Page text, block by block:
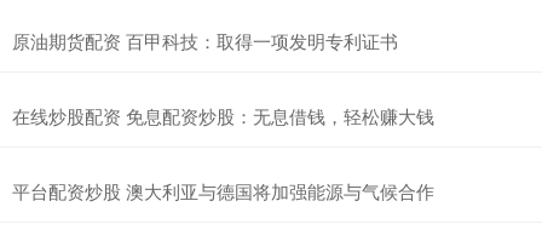
原油期货配资 百甲科技：取得一项发明专利证书
在线炒股配资 免息配资炒股：无息借钱，轻松赚大钱
平台配资炒股 澳大利亚与德国将加强能源与气候合作